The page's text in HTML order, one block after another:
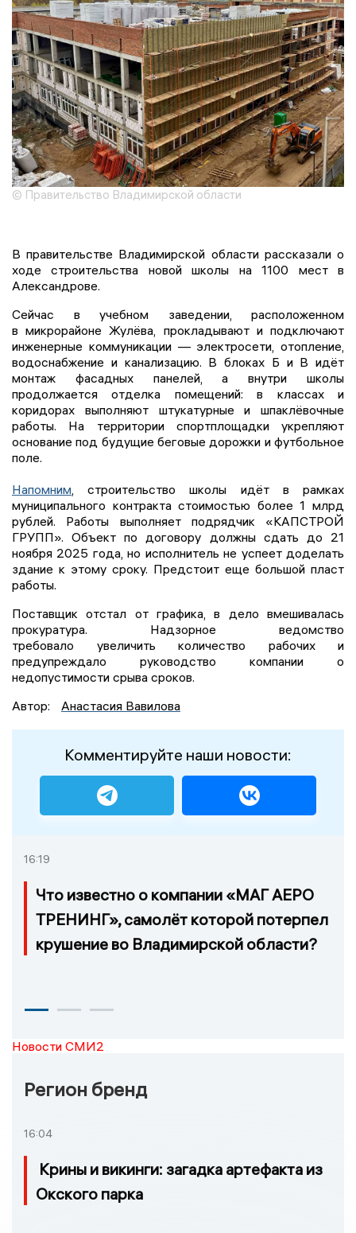
© Правительство Владимирской области
В правительстве Владимирской области рассказали о
ходе строительства новой школы на 1100 мест в
Александрове.
Сейчас в учебном заведении, расположенном
в микрорайоне Жулёва, прокладывают и подключают
инженерные коммуникации — электросети, отопление,
водоснабжение и канализацию. В блоках Б и В идёт
монтаж фасадных панелей, а внутри школы
продолжается отделка помещений: в классах и
коридорах выполняют штукатурные и шпаклёвочные
работы. На территории спортплощадки укрепляют
основание под будущие беговые дорожки и футбольное
поле.
Напомним , строительство школы идёт в рамках
муниципального контракта стоимостью более 1 млрд
рублей. Работы выполняет подрядчик «КАПСТРОЙ
ГРУПП». Объект по договору должны сдать до 21
ноября 2025 года, но исполнитель не успеет доделать
здание к этому сроку. Предстоит еще большой пласт
работы.
Поставщик отстал от графика, в дело вмешивалась
прокуратура. Надзорное ведомство
требовало увеличить количество рабочих и
предупреждало руководство компании о
недопустимости срыва сроков.
Автор:
Анастасия Вавилова
Комментируйте наши новости:
16:19
Что известно о компании «МАГ АЕРО
ТРЕНИНГ», самолёт которой потерпел
крушение во Владимирской области?
Новости СМИ2
Регион бренд
16:04
Крины и викинги: загадка артефакта из
Окского парка